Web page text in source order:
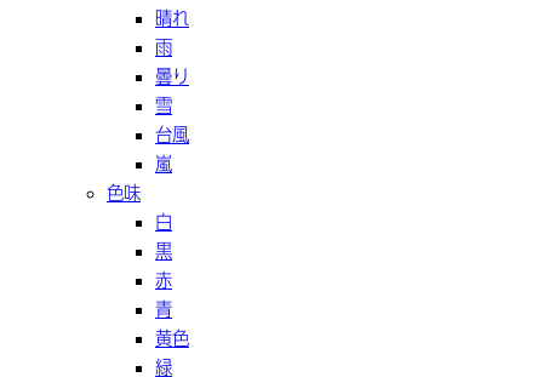
晴れ
雨
曇り
雪
台風
嵐
色味
白
黒
赤
青
黄色
緑